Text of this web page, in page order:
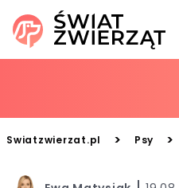
Swiatzwierzat.pl > Psy >